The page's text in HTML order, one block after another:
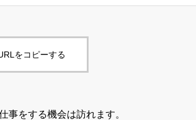
をコピーする
事をする機会は訪れます。